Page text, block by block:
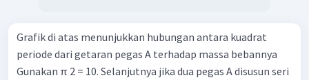
Grafik di atas menunjukkan hubungan antara kuadrat
periode dari getaran pegas A terhadap massa bebannya
Gunakan π 2 = 10. Selanjutnya jika dua pegas A disusun seri